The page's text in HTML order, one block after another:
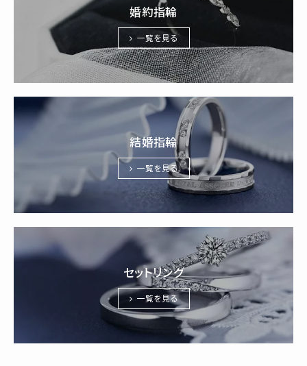
婚約指輪
一覧を見る
結婚指輪
一覧を見る
セットリング
一覧を見る